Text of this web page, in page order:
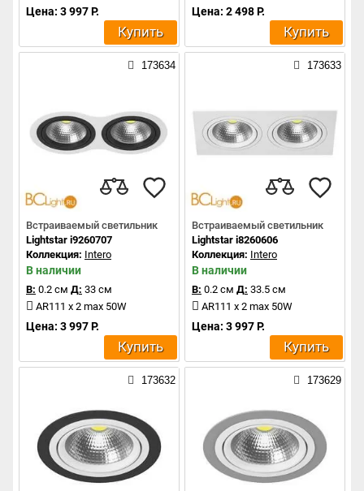
Цена: 3 997 Р.
Купить
Цена: 2 498 Р.
Купить
173634
Встраиваемый светильник
Lightstar i9260707
Коллекция: Intero
В наличии
В: 0.2 см Д: 33 см
AR111 x 2 max 50W
Цена: 3 997 Р.
Купить
173633
Встраиваемый светильник
Lightstar i8260606
Коллекция: Intero
В наличии
В: 0.2 см Д: 33.5 см
AR111 x 2 max 50W
Цена: 3 997 Р.
Купить
173632 173629